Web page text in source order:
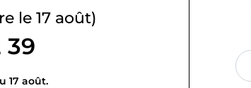
le 17 août)
39
17 août.